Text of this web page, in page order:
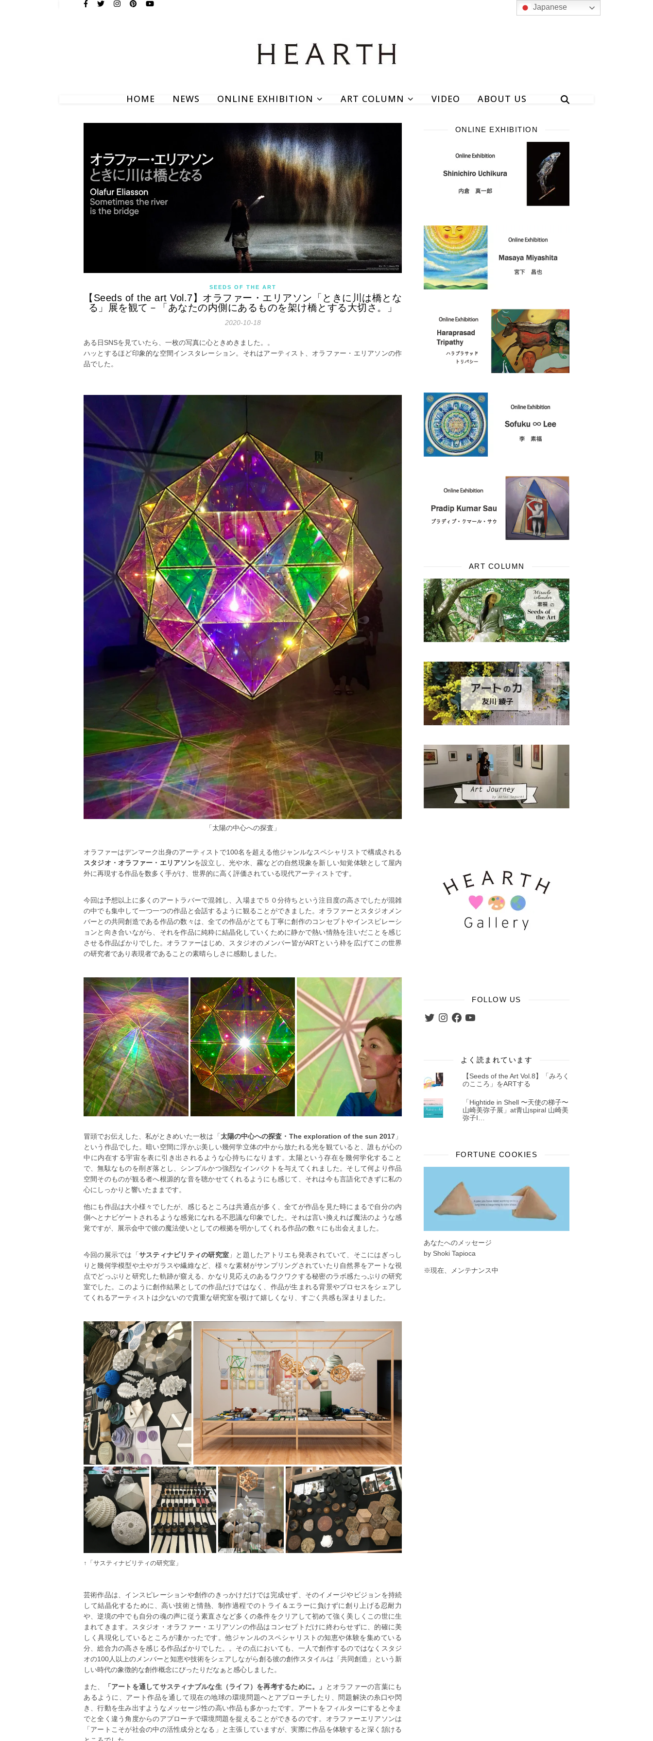
HOME NEWS ONLINE EXHIBITION ART COLUMN VIDEO ABOUT US
SEEDS OF THE ART
【Seeds of the art Vol.7】オラファー・エリアソン「ときに川は橋とな
る」展を観て－「あなたの内側にあるものを架け橋とする大切さ。」
2020-10-18
ある日SNSを見ていたら、一枚の写真に心ときめきました。。
ハッとするほど印象的な空間インスタレーション。それはアーティスト、オラファー・エリアソンの作
品でした。
「太陽の中⼼への探査」
オラファーはデンマーク出身のアーティストで100名を超える他ジャンルなスペシャリストで構成される
スタジオ・オラファー・エリアソンを設立し、光や水、霧などの自然現象を新しい知覚体験として屋内
外に再現する作品を数多く手がけ、世界的に高く評価されている現代アーティストです。
今回は予想以上に多くのアートラバーで混雑し、入場まで５０分待ちという注目度の高さでしたが混雑
の中でも集中して一つ一つの作品と会話するように観ることができました。オラファーとスタジオメン
バーとの共同創造である作品の数々は、全ての作品がとても丁寧に創作のコンセプトやインスピレーシ
ョンと向き合いながら、それを作品に純粋に結晶化していくために静かで熱い情熱を注いだことを感じ
させる作品ばかりでした。オラファーはじめ、スタジオのメンバー皆がARTという枠を広げてこの世界
の研究者であり表現者であることの素晴らしさに感動しました。
冒頭でお伝えした、私がときめいた一枚は「 太陽の中心への探査・The exploration of the sun 2017」
という作品でした。暗い空間に浮かぶ美しい幾何学立体の中から放たれる光を観ていると、誰もが心の
中に内在する宇宙を表に引き出されるような心持ちになります。太陽という存在を幾何学化すること
で、無駄なものを削ぎ落とし、シンプルかつ強烈なインパクトを与えてくれました。そして何より作品
空間そのものが観る者へ根源的な音を聴かせてくれるようにも感じて、それは今も言語化できずに私の
心にしっかりと響いたままです。
他にも作品は大小様々でしたが、感じるところは共通点が多く、全てが作品を見た時にまるで自分の内
側へとナビゲートされるような感覚になれる不思議な印象でした。それは言い換えれば魔法のような感
覚ですが、展示会中で彼の魔法使いとしての根拠を明かしてくれる作品の数々にも出会えました。
今回の展示では「 サスティナビリティの研究室 」と題したアトリエも発表されていて、そこにはぎっし
りと幾何学模型や土やガラスや繊維など、様々な素材がサンプリングされていたり自然界をアートな視
点でどっぷりと研究した軌跡が窺える、かなり見応えのあるワクワクする秘密のラボ感たっぷりの研究
室でした。このように創作結果としての作品だけではなく、作品が生まれる背景やプロセスをシェアし
てくれるアーティストは少ないので貴重な研究室を覗けて嬉しくなり、すごく共感も深まりました。
↑「サスティナビリティの研究室」
芸術作品は、インスピレーションや創作のきっかけだけでは完成せず、そのイメージやビジョンを持続
して結晶化するために、高い技術と情熱、制作過程でのトライ＆エラーに負けずに創り上げる忍耐力
や、逆境の中でも自分の魂の声に従う素直さなど多くの条件をクリアして初めて強く美しくこの世に生
まれてきます。スタジオ・オラファー・エリアソンの作品はコンセプトだけに終わらせずに、的確に美
しく具現化しているところが凄かったです。他ジャンルのスペシャリストの知恵や体験を集めている
分、総合力の高さを感じる作品ばかりでした。。その点においても、一人で創作するのではなくスタジ
オの100人以上のメンバーと知恵や技術をシェアしながら創る彼の創作スタイルは「共同創造」という新
しい時代の象徴的な創作概念にぴったりだなぁと感心しました。
また、 「アートを通してサスティナブルな生（ライフ）を再考するために。」
とオラファーの言葉にも
あるように、アート作品を通して現在の地球の環境問題へとアプローチしたり、問題解決の糸口や閃
き、行動を生み出すようなメッセージ性の高い作品も多かったです。アートをフィルターにすると今ま
でと全く違う角度からのアプローチで環境問題を捉えることができるのです。オラファーエリアソンは
「アートこそが社会の中の活性成分となる」と主張していますが、実際に作品を体験すると深く頷ける
ONLINE EXHIBITION
ART COLUMN
FOLLOW US
TwitterInstagram
FacebookYouTube
よく読まれています
【Seeds of the Art Vol.8】「みろく
のこころ」をARTする
「Hightide in Shell 〜天使の梯子〜
山崎美弥子展」at青山spiral 山崎美
弥子I…
FORTUNE COOKIES
あなたへのメッセージ
by Shoki Tapioca
※現在、メンテナンス中
Japanese